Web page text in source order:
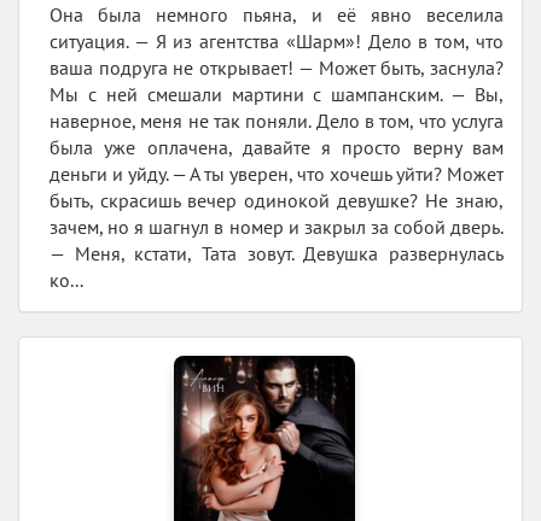
Она была немного пьяна, и её явно веселила
ситуация. — Я из агентства «Шарм»! Дело в том, что
ваша подруга не открывает! — Может быть, заснула?
Мы с ней смешали мартини с шампанским. — Вы,
наверное, меня не так поняли. Дело в том, что услуга
была уже оплачена, давайте я просто верну вам
деньги и уйду. — А ты уверен, что хочешь уйти? Может
быть, скрасишь вечер одинокой девушке? Не знаю,
зачем, но я шагнул в номер и закрыл за собой дверь.
— Меня, кстати, Тата зовут. Девушка развернулась
ко...